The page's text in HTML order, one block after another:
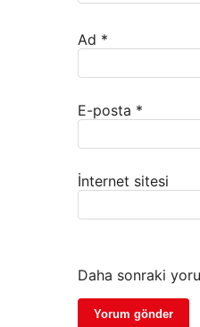
Ad *
E-posta *
İnternet sitesi
Daha sonraki